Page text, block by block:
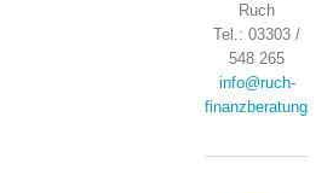
Ruch
Tel.: 03303 /
548 265
info@ruch-
finanzberatung.de